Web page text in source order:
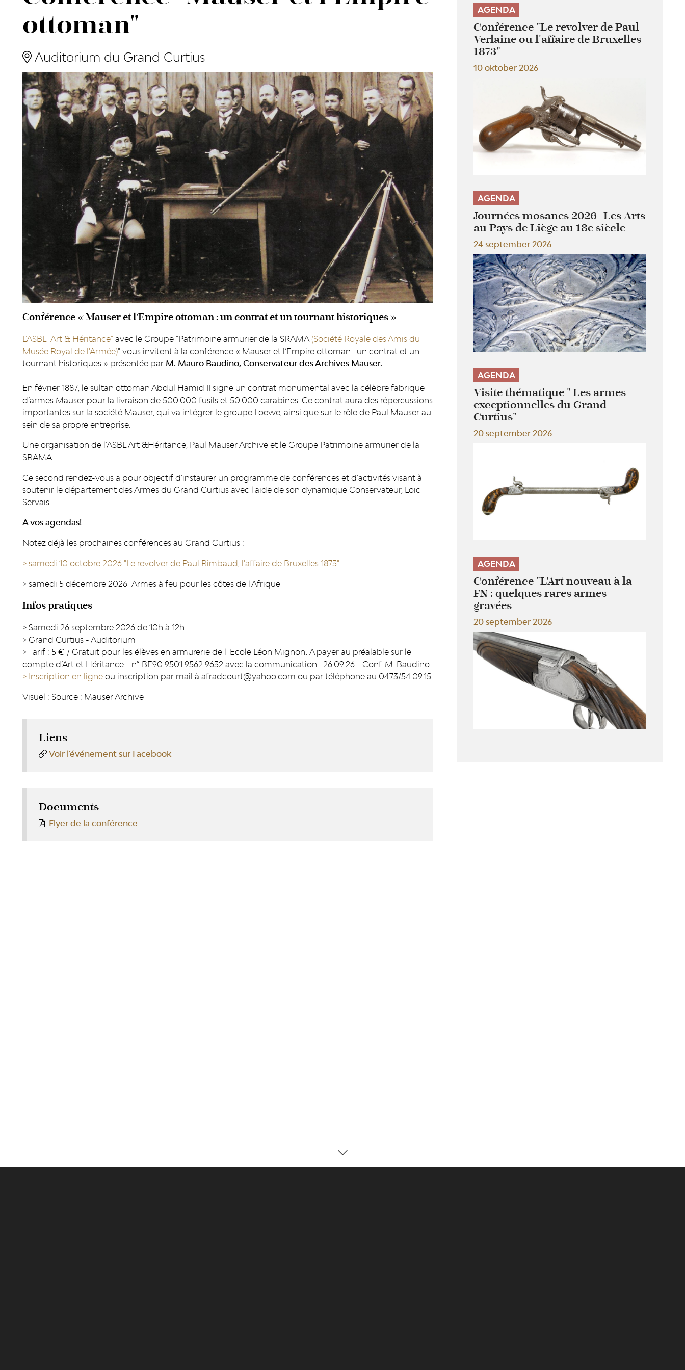
ottoman"
Auditorium du Grand Curtius
Conférence « Mauser et l’Empire ottoman : un contrat et un tournant historiques »
L’ASBL "Art & Héritance" avec le Groupe "Patrimoine armurier de la SRAMA (Société Royale des Amis du
Musée Royal de l'Armée)" vous invitent à la conférence « Mauser et l’Empire ottoman : un contrat et un
tournant historiques » présentée par M. Mauro Baudino, Conservateur des Archives Mauser.
En février 1887, le sultan ottoman Abdul Hamid II signe un contrat monumental avec la célèbre fabrique
d’armes Mauser pour la livraison de 500.000 fusils et 50.000 carabines. Ce contrat aura des répercussions
importantes sur la société Mauser, qui va intégrer le groupe Loewe, ainsi que sur le rôle de Paul Mauser au
sein de sa propre entreprise.
Une organisation de l’ASBL Art &Héritance, Paul Mauser Archive et le Groupe Patrimoine armurier de la
SRAMA.
Ce second rendez-vous a pour objectif d'instaurer un programme de conférences et d'activités visant à
soutenir le département des Armes du Grand Curtius avec l'aide de son dynamique Conservateur, Loïc
Servais.
A vos agendas!
Notez déjà les prochaines conférences au Grand Curtius :
> samedi 10 octobre 2026 "Le revolver de Paul Rimbaud, l'affaire de Bruxelles 1873"
> samedi 5 décembre 2026 "Armes à feu pour les côtes de l'Afrique"
Infos pratiques
> Samedi 26 septembre 2026 de 10h à 12h
> Grand Curtius - Auditorium
> Tarif : 5 € / Gratuit pour les élèves en armurerie de l' Ecole Léon Mignon. A payer au préalable sur le
compte d’Art et Héritance - n° BE90 9501 9562 9632 avec la communication : 26.09.26 - Conf. M. Baudino
> Inscription en ligne ou inscription par mail à afradcourt@yahoo.com ou par téléphone au 0473/54.09.15
Visuel : Source : Mauser Archive
Liens
Voir l'événement sur Facebook
Documents
Flyer de la conférence
AGENDA
Conférence "Le revolver de Paul
Verlaine ou l'affaire de Bruxelles
1873"
10 oktober 2026
AGENDA
Journées mosanes 2026 | Les Arts
au Pays de Liège au 18e siècle
24 september 2026
AGENDA
Visite thématique " Les armes
exceptionnelles du Grand
Curtius"
20 september 2026
AGENDA
Conférence "L’Art nouveau à la
FN : quelques rares armes
gravées
20 september 2026